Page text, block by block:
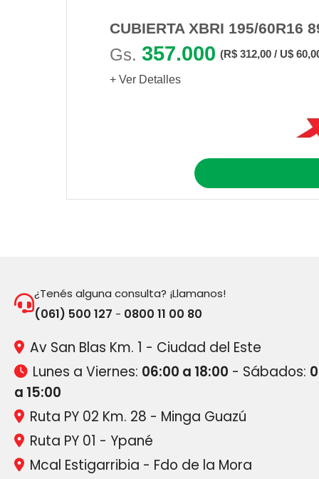
CUBIERTA XBRI 195/60R16
Gs. 357.000 (R$ 312,00 / U$
+ Ver Detalles
¿Tenés alguna consulta? ¡Llamanos!
(061) 500 127 - 0800 11 00 80
Av San Blas Km. 1 - Ciudad del Este
Lunes a Viernes: 06:00 a 18:00 - Sábados:
a 15:00
Ruta PY 02 Km. 28 - Minga Guazú
Ruta PY 01 - Ypané
Mcal Estigarribia - Fdo de la Mora